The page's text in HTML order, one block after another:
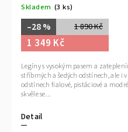
Skladem (3 ks)
1 890 Kč
–28 %
1 349 Kč
Detail
Legíny s vysokým pasem a
stříbrných a šedých odstínech, ale i
odstínech fialové, pistáciové a
skvěle se...